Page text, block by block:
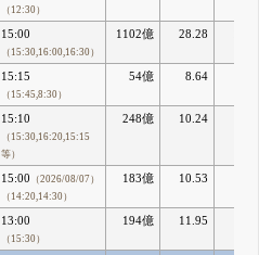
（12:30）
15:00
（15:30,16:00,16:30）
1102億 28.28
15:15
（15:45,8:30）
54億 8.64
15:10
（15:30,16:20,15:15
等）
248億 10.24
15:00 （2026/08/07）
（14:20,14:30）
183億 10.53
13:00
（15:30）
194億 11.95